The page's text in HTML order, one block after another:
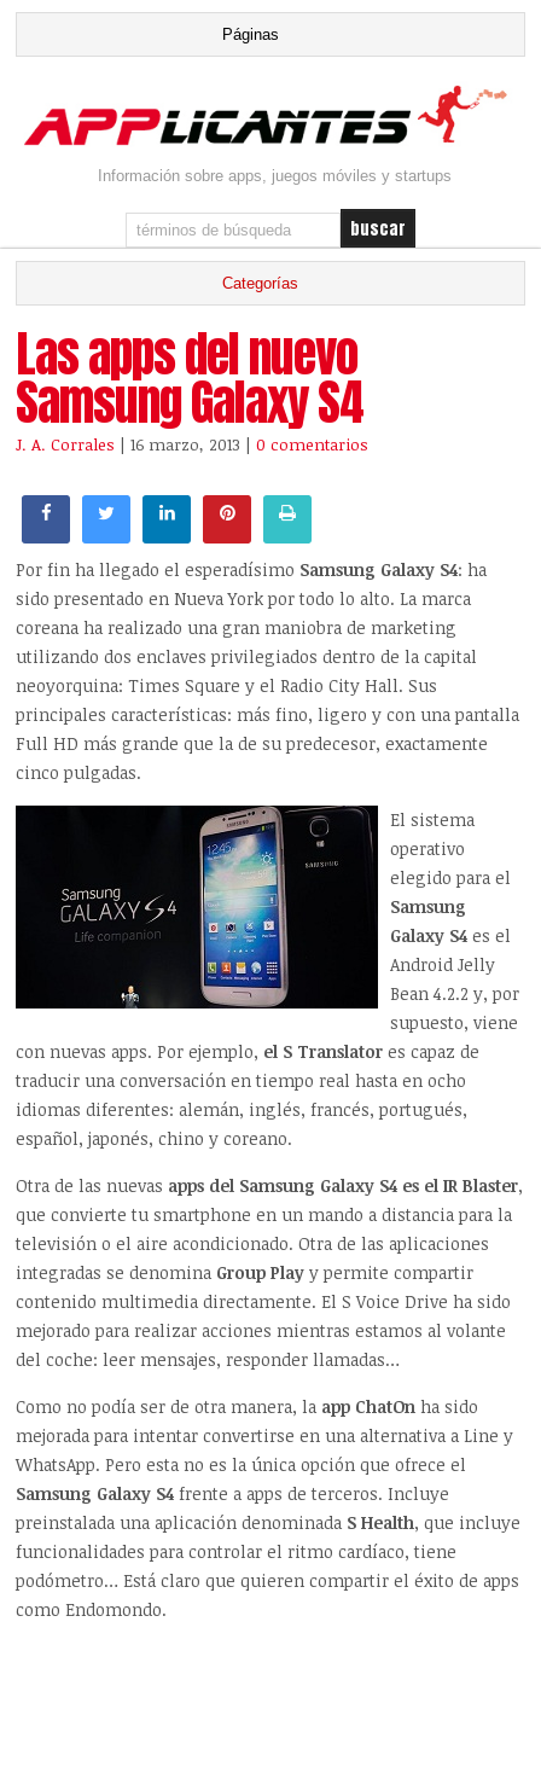
Información sobre apps, juegos móviles y startups
Las apps del nuevo
Samsung Galaxy S4
J. A. Corrales | 16 marzo, 2013 |0 comentarios
Por fin ha llegado el esperadísimo Samsung Galaxy S4: ha
sido presentado en Nueva York por todo lo alto. La marca
coreana ha realizado una gran maniobra de marketing
utilizando dos enclaves privilegiados dentro de la capital
neoyorquina: Times Square y el Radio City Hall. Sus
principales características: más fino, ligero y con una pantalla
Full HD más grande que la de su predecesor, exactamente
cinco pulgadas.
El sistema
operativo
elegido para el
Samsung
Galaxy S4 es el
Android Jelly
Bean 4.2.2 y, por
supuesto, viene
con nuevas apps. Por ejemplo, el S Translator es capaz de
traducir una conversación en tiempo real hasta en ocho
idiomas diferentes: alemán, inglés, francés, portugués,
español, japonés, chino y coreano.
Otra de las nuevas apps del Samsung Galaxy S4 es el IR Blaster,
que convierte tu smartphone en un mando a distancia para la
televisión o el aire acondicionado. Otra de las aplicaciones
integradas se denomina Group Play y permite compartir
contenido multimedia directamente. El S Voice Drive ha sido
mejorado para realizar acciones mientras estamos al volante
del coche: leer mensajes, responder llamadas…
Como no podía ser de otra manera, la app ChatOn ha sido
mejorada para intentar convertirse en una alternativa a Line y
WhatsApp. Pero esta no es la única opción que ofrece el
Samsung Galaxy S4 frente a apps de terceros. Incluye
preinstalada una aplicación denominada S Health, que incluye
funcionalidades para controlar el ritmo cardíaco, tiene
podómetro… Está claro que quieren compartir el éxito de apps
como Endomondo.